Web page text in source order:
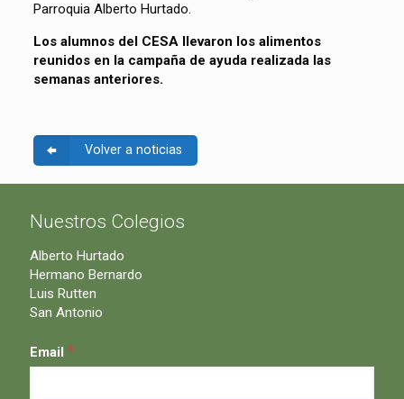
Parroquia Alberto Hurtado.
Los alumnos del CESA llevaron los alimentos
reunidos en la campaña de ayuda realizada las
semanas anteriores.
Volver a noticias
Nuestros Colegios
Alberto Hurtado
Hermano Bernardo
Luis Rutten
San Antonio
Email *